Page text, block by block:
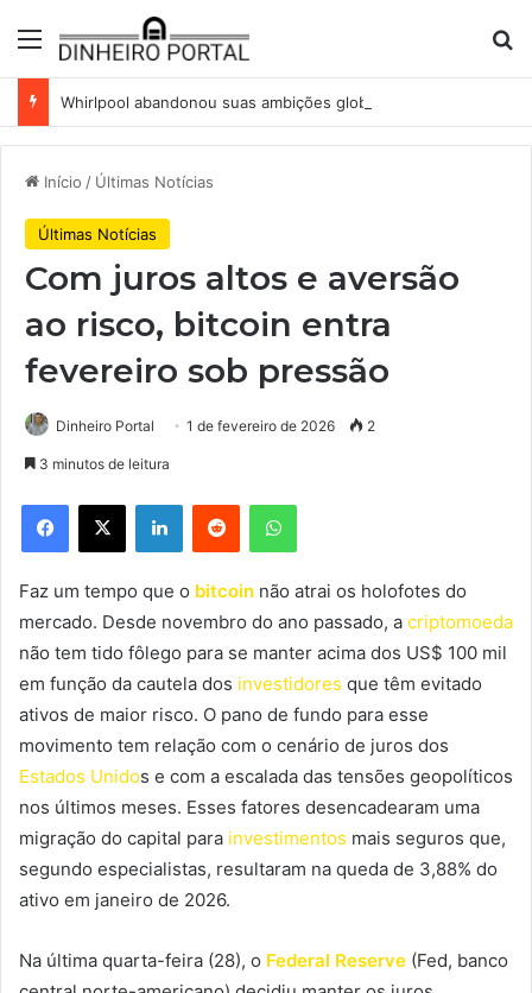
Menu
Início / Últimas Notícias
Últimas Notícias
Com juros altos e aversão
ao risco, bitcoin entra
fevereiro sob pressão
Dinheiro Portal 1 de fevereiro de 2026 2
3 minutos de leitura
Facebook
X LinkedinReddit WhatsApp
Faz um tempo que o bitcoin não atrai os holofotes do
mercado. Desde novembro do ano passado, a criptomoeda
não tem tido fôlego para se manter acima dos US$ 100 mil
em função da cautela dos investidores que têm evitado
ativos de maior risco. O pano de fundo para esse
movimento tem relação com o cenário de juros dos
Estados Unidos e com a escalada das tensões geopolíticos
nos últimos meses. Esses fatores desencadearam uma
migração do capital para investimentos mais seguros que,
segundo especialistas, resultaram na queda de 3,88% do
ativo em janeiro de 2026.
Na última quarta-feira (28), o Federal Reserve (Fed, banco